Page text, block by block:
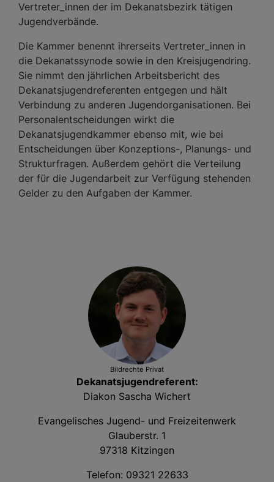
Vertreter_innen der im Dekanatsbezirk tätigen
Jugendverbände.
Die Kammer benennt ihrerseits Vertreter_innen in
die Dekanatssynode sowie in den Kreisjugendring.
Sie nimmt den jährlichen Arbeitsbericht des
Dekanatsjugendreferenten entgegen und hält
Verbindung zu anderen Jugendorganisationen. Bei
Personalentscheidungen wirkt die
Dekanatsjugendkammer ebenso mit, wie bei
Entscheidungen über Konzeptions-, Planungs- und
Strukturfragen. Außerdem gehört die Verteilung
der für die Jugendarbeit zur Verfügung stehenden
Gelder zu den Aufgaben der Kammer.
Bildrechte Privat
Dekanatsjugendreferent:
Diakon Sascha Wichert
Evangelisches Jugend- und Freizeitenwerk
Glauberstr. 1
97318 Kitzingen
Telefon: 09321 22633